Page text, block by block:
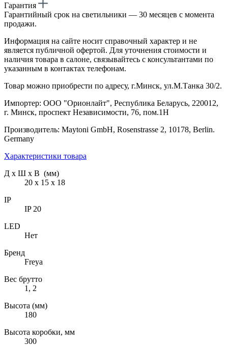
Гарантия
Гарантийный срок на светильники — 30 месяцев с момента
продажи.
Информация на сайте носит справочный характер и не
является публичной офертой. Для уточнения стоимости и
наличия товара в салоне, связывайтесь с консультантами по
указанным в контактах телефонам.
Товар можно приобрести по адресу, г.Минск, ул.М.Танка 30/2.
Импортер: ООО "Орионлайт", Республика Беларусь, 220012,
г. Минск, проспект Независимости, 76, пом.1Н
Производитель: Maytoni GmbH, Rosenstrasse 2, 10178, Berlin.
Germany
Характеристики товара
Д х Ш х В (мм)
20 х 15 х 18
IP
IP 20
LED
Нет
Бренд
Freya
Вес брутто
1, 2
Высота (мм)
180
Высота коробки, мм
300